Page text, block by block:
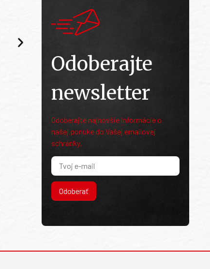
Odoberajte
newsletter
Odoberajte najnovšie informácie o
našej ponuke do Vašej emailovej
schránky.
Odoberať